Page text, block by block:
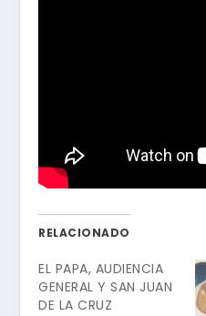
RELACIONADO
EL PAPA, AUDIENCIA
GENERAL Y SAN JUAN
DE LA CRUZ